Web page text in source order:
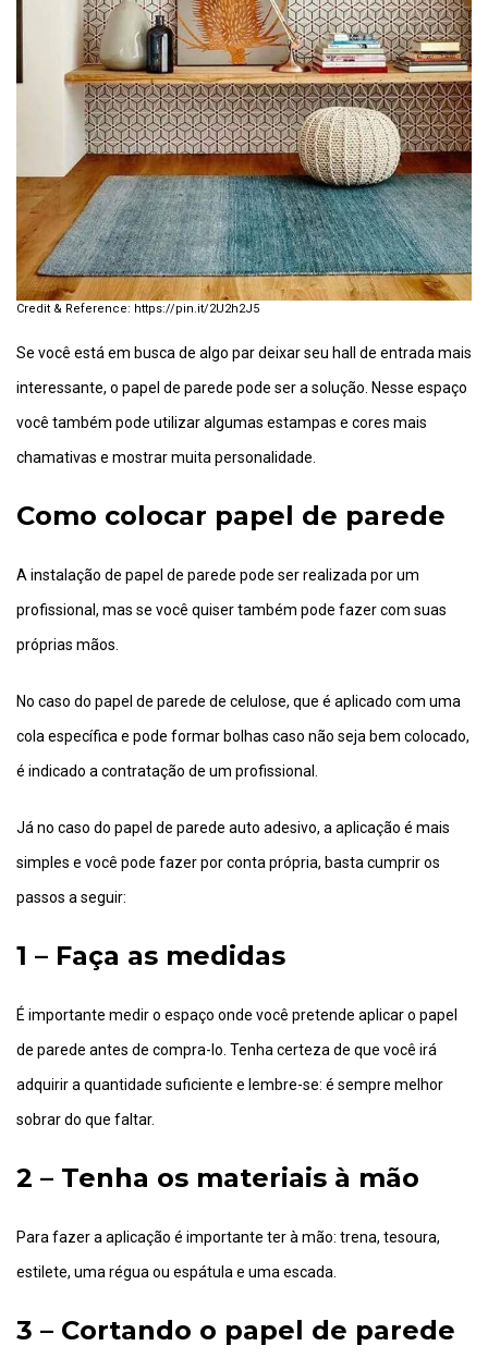
https://pin.it/2U2h2J5
Se você está em busca de algo par deixar seu hall de entrada mais
interessante, o papel de parede pode ser a solução. Nesse espaço
você também pode utilizar algumas estampas e cores mais
chamativas e mostrar muita personalidade.
Como colocar papel de parede
A instalação de papel de parede pode ser realizada por um
profissional, mas se você quiser também pode fazer com suas
próprias mãos.
No caso do papel de parede de celulose, que é aplicado com uma
cola específica e pode formar bolhas caso não seja bem colocado,
é indicado a contratação de um profissional.
Já no caso do papel de parede auto adesivo, a aplicação é mais
simples e você pode fazer por conta própria, basta cumprir os
passos a seguir:
1 – Faça as medidas
É importante medir o espaço onde você pretende aplicar o papel
de parede antes de compra-lo. Tenha certeza de que você irá
adquirir a quantidade suficiente e lembre-se: é sempre melhor
sobrar do que faltar.
2 – Tenha os materiais à mão
Para fazer a aplicação é importante ter à mão: trena, tesoura,
estilete, uma régua ou espátula e uma escada.
3 – Cortando o papel de parede